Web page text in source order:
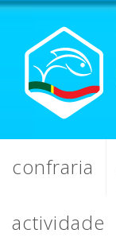
confraria
actividade